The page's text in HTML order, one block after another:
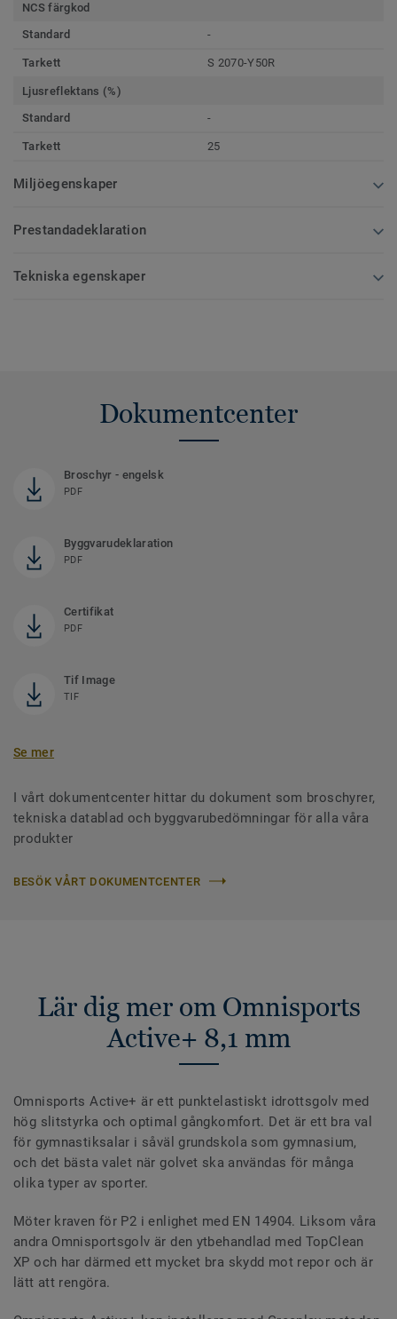
NCS färgkod
Standard
-
Tarkett S 2070-Y50R
Ljusreflektans (%)
Standard
-
Tarkett 25
Miljöegenskaper
Prestandadeklaration
Tekniska egenskaper
Dokumentcenter
Broschyr - engelsk
PDF
Byggvarudeklaration
PDF
Certifikat
PDF
Tif Image
TIF
Se mer
I vårt dokumentcenter hittar du dokument som broschyrer,
tekniska datablad och byggvarubedömningar för alla våra
produkter
BESÖK VÅRT DOKUMENTCENTER
Lär dig mer om Omnisports
Active+ 8,1 mm
Omnisports Active+ är ett punktelastiskt idrottsgolv med
hög slitstyrka och optimal gångkomfort. Det är ett bra val
för gymnastiksalar i såväl grundskola som gymnasium,
och det bästa valet när golvet ska användas för många
olika typer av sporter.
Möter kraven för P2 i enlighet med EN 14904. Liksom våra
andra Omnisportsgolv är den ytbehandlad med TopClean
XP och har därmed ett mycket bra skydd mot repor och är
lätt att rengöra.